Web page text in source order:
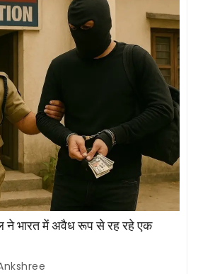
ने भारत में अवैध रूप से रह रहे एक